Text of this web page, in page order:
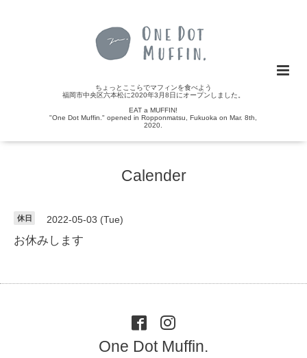
ちょっとここらでマフィンを食べよう
福岡市中央区六本松に2020年3月8日にオープンしました。
EAT a MUFFIN!
"One Dot Muffin." opened in Ropponmatsu, Fukuoka on Mar. 8th,
2020.
Calender
休日 2022-05-03 (Tue)
お休みします
One Dot Muffin.